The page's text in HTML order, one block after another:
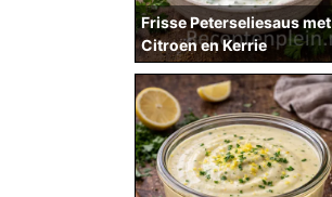
Frisse Peterseliesaus met
Citroen en Kerrie